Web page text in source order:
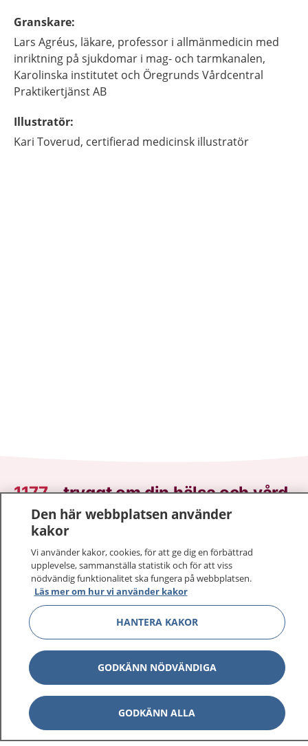
Granskare:
Lars Agréus, läkare, professor i allmänmedicin med
inriktning på sjukdomar i mag- och tarmkanalen,
Karolinska institutet och Öregrunds Vårdcentral
Praktikertjänst AB
Illustratör:
Kari Toverud, certifierad medicinsk illustratör
1177–tryggt om din hälsa och vård
På 1177.se får du råd om hälsa och information om
Logga in för att läsa din journal och göra dina
vårdärenden. Ring telefonnummer 1177 för
sjukvårdsrådgivning dygnet runt.
1177 ger dig råd när du vill må bättre.
1177 på flera språk Visa
Om 1177 Visa
Den här webbplatsen använder
kakor
Vi använder kakor, cookies, för att ge dig en förbättrad
upplevelse, sammanställa statistik och för att viss
nödvändig funktionalitet ska fungera på webbplatsen.
Läs mer om hur vi använder kakor
HANTERA KAKOR
GODKÄNN NÖDVÄNDIGA
GODKÄNN ALLA